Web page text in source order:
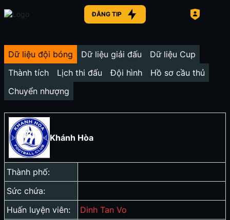
ĐĂNG TIP
Dữ liệu đội bóng Dữ liệu giải đấu
Dữ liệu Cup
Thành tích
Lịch thi đấu Đội hình
Hồ sơ cầu thủ
Chuyển nhượng
Khánh Hòa
Thành phố:
Sức chứa:
Huấn luyện viên:
Dinh Tan Vo